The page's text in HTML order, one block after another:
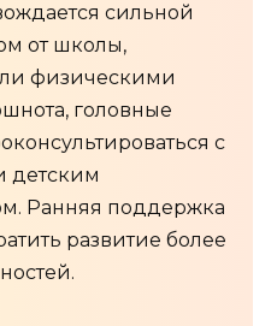
сильной
от школы,
физическими
головные
с
детским
Ранняя поддержка
развитие более